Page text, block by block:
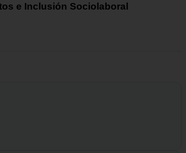
e Inclusión Sociolaboral